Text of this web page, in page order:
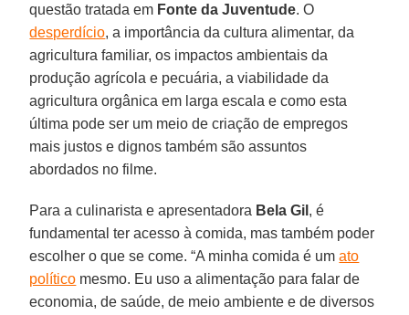
questão tratada em Fonte da Juventude. O
desperdício, a importância da cultura alimentar, da
agricultura familiar, os impactos ambientais da
produção agrícola e pecuária, a viabilidade da
agricultura orgânica em larga escala e como esta
última pode ser um meio de criação de empregos
mais justos e dignos também são assuntos
abordados no filme.
Para a culinarista e apresentadora Bela Gil , é
fundamental ter acesso à comida, mas também poder
escolher o que se come. “A minha comida é umato
político mesmo. Eu uso a alimentação para falar de
economia, de saúde, de meio ambiente e de diversos